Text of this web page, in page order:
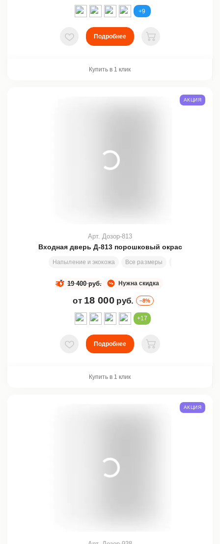
+9
В избранное
Подробнее
В корзину
Купить в 1 клик
Входная дверь Д-813 порошковый окрас
Напыление и экокожа Все размеры
Арт. Дозор-813
Нужна скидка
19 400 руб.
от 18 000 руб. –8%
АКЦИЯ
+17
В избранное
Подробнее
В корзину
Купить в 1 клик
АКЦИЯ